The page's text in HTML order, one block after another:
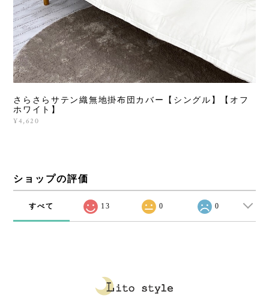
さらさらサテン織無地掛布団カバー【シングル】【オフ
ホワイト】
¥4,620
ショップの評価
すべて 13 0 0